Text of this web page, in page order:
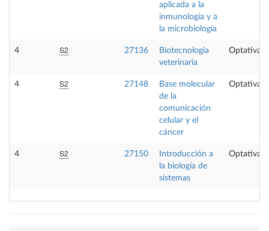
aplicada a la
inmunología y a
la microbiología
4 S2 27136
Biotecnología
veterinaria
Optativa
4 S2 27148
Base molecular
de la
comunicación
celular y el
cáncer
Optativa
4 S2 27150
Introducción a
la biología de
sistemas
Optativa